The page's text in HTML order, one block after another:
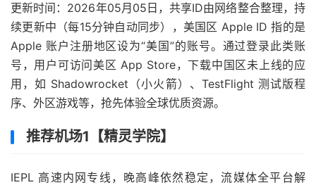
更新时间：2026年05月05日，共享ID由网络整合整理，持
续更新中（每15分钟自动同步），美国区 Apple ID 指的是
Apple 账户注册地区设为“美国”的账号。通过登录此类账
号，用户可访问美区 App Store，下载中国区未上线的应
用，如 Shadowrocket（小火箭）、TestFlight 测试版程
序、外区游戏等，抢先体验全球优质资源。
推荐机场1【精灵学院】
IEPL 高速内网专线，晚高峰依然稳定，流媒体全平台解